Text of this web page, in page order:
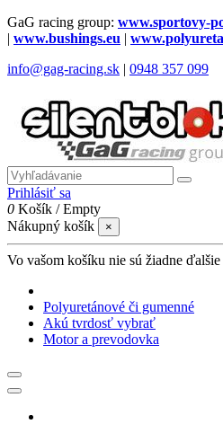
GaG racing group: www.sportovy-
| www.bushings.eu |
info@gag-racing.sk | 0948 357 099
Prihlásiť sa
0 Košík /Empty
Nákupný košík
×
Vo vašom košíku nie sú žiadne
Polyuretánové či gumenné
Akú tvrdosť vybrať
Motor a prevodovka